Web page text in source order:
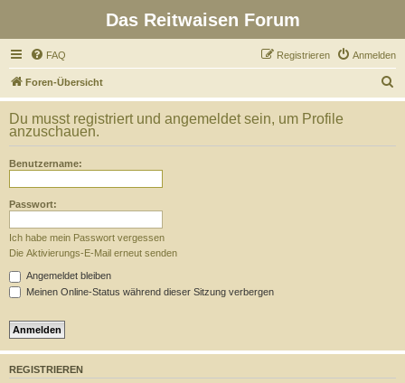
Das Reitwaisen Forum
FAQ Anmelden
Registrieren
Foren-Übersicht
u
h
Du musst registriert und angemeldet sein, um Profile
anzuschauen.
Benutzername:
Passwort:
Ich habe mein Passwort vergessen
Die Aktivierungs-E-Mail erneut senden
Angemeldet bleiben
Meinen Online-Status während dieser Sitzung verbergen
REGISTRIEREN